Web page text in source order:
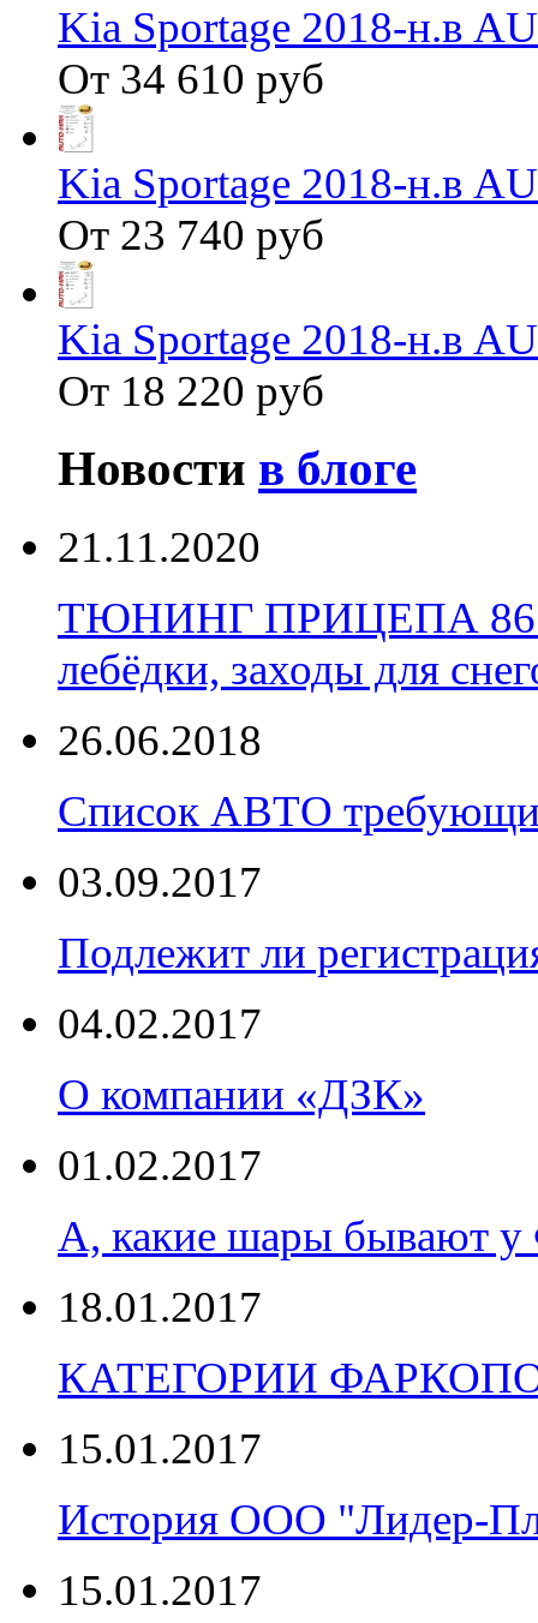
Kia Sportage 2018-н.в
От 34 610 руб
Kia Sportage 2018-н.в
От 23 740 руб
Kia Sportage 2018-н.в
От 18 220 руб
Новости в блоге
21.11.2020
ТЮНИНГ ПРИЦЕПА 86
лебёдки, заходы для
26.06.2018
Список АВТО
03.09.2017
Подлежит ли
04.02.2017
О компании «ДЗК»
01.02.2017
А, какие шары бывают
18.01.2017
КАТЕГОРИИ
15.01.2017
История ООО "Лидер-
15.01.2017